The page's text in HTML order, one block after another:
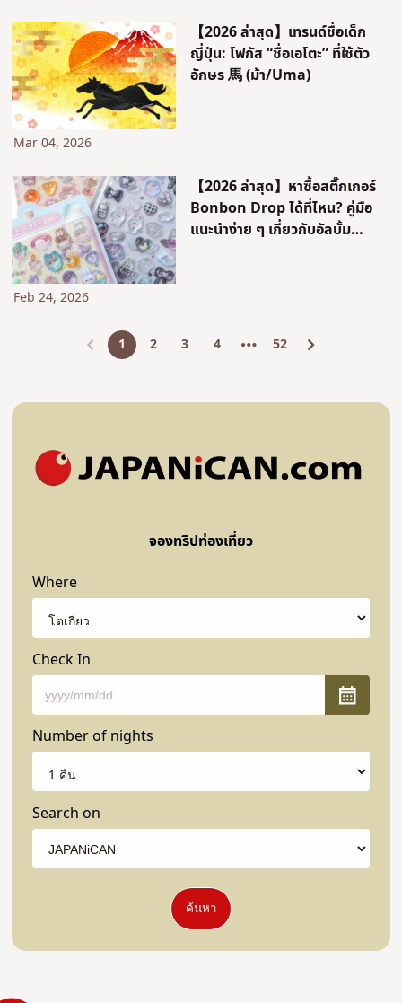
【2026 ล่าสุด】เทรนด์ชื่อเด็ก
ญี่ปุ่น: โฟกัส “ชื่อเอโตะ” ที่ใช้ตัว
อักษร 馬 (ม้า/Uma)
Mar 04, 2026
【2026 ล่าสุด】หาซื้อสติ๊กเกอร์
Bonbon Drop ได้ที่ไหน? คู่มือ
แนะนำง่าย ๆ เกี่ยวกับอัลบั้ม
Feb 24, 2026
1 2 3 4 52
จองทริปท่องเที่ยว
Where
Check In
Number of nights
Search on
ค้นหา